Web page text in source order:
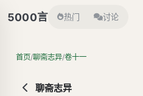
5000言 热门 讨论
首页/聊斋志异/卷十一
聊斋志异